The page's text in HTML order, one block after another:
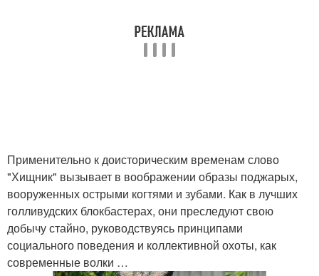
Применительно к доисторическим временам слово
"Хищник" вызывает в воображении образы поджарых,
вооруженных острыми когтями и зубами. Как в лучших
голливудских блокбастерах, они преследуют свою
добычу стайно, руководствуясь принципами
социального поведения и коллективной охоты, как
современные волки …